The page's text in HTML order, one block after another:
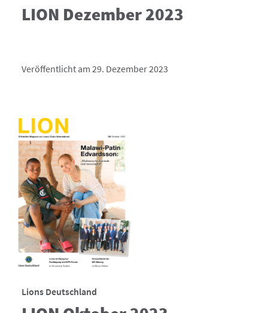
LION Dezember 2023
Veröffentlicht am 29. Dezember 2023
Lions Deutschland